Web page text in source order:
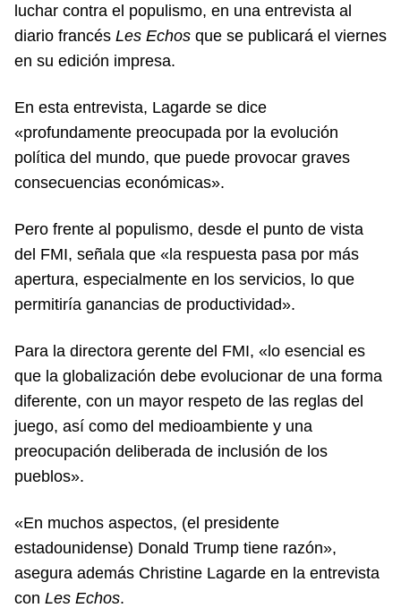
luchar contra el populismo, en una entrevista al
diario francés Les Echos que se publicará el viernes
en su edición impresa.
En esta entrevista, Lagarde se dice
«profundamente preocupada por la evolución
política del mundo, que puede provocar graves
consecuencias económicas».
Pero frente al populismo, desde el punto de vista
del FMI, señala que «la respuesta pasa por más
apertura, especialmente en los servicios, lo que
permitiría ganancias de productividad».
Para la directora gerente del FMI, «lo esencial es
que la globalización debe evolucionar de una forma
diferente, con un mayor respeto de las reglas del
juego, así como del medioambiente y una
preocupación deliberada de inclusión de los
pueblos».
«En muchos aspectos, (el presidente
estadounidense) Donald Trump tiene razón»,
asegura además Christine Lagarde en la entrevista
con Les Echos.